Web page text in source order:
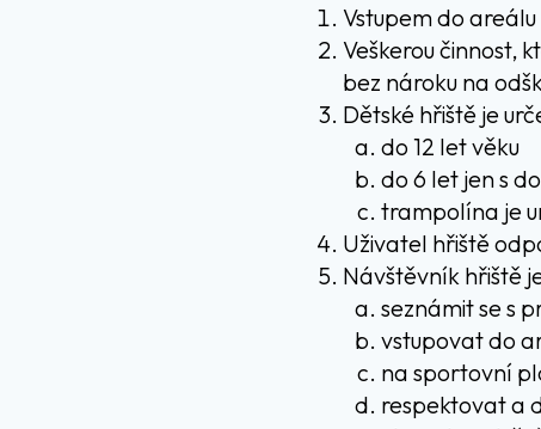
Vstupem do
Veškerou činnost,
bez nároku na
Dětské hřiště je
do 12 let věku
do 6 let jen s
trampolína je
Uživatel hřiště
Návštěvník hřiště
seznámit se s
vstupovat do
na sportovní
respektovat a